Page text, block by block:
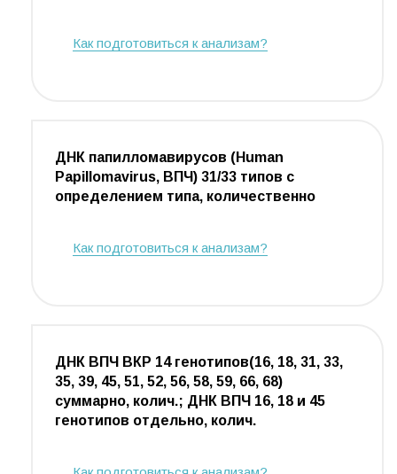
Как подготовиться к анализам?
ДНК папилломавирусов (Human
Papillomavirus, ВПЧ) 31/33 типов с
определением типа, количественно
Как подготовиться к анализам?
ДНК ВПЧ ВКР 14 генотипов(16, 18, 31, 33,
35, 39, 45, 51, 52, 56, 58, 59, 66, 68)
суммарно, колич.; ДНК ВПЧ 16, 18 и 45
генотипов отдельно, колич.